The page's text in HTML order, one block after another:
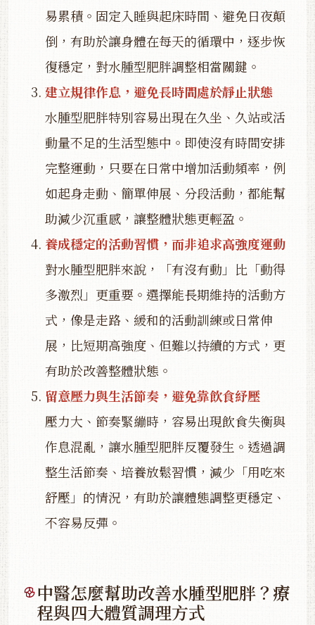
易累積。固定入睡與起床時間、避免日夜顛
倒，有助於讓身體在每天的循環中，逐步恢
復穩定，對水腫型肥胖調整相當關鍵。
建立規律作息，避免長時間處於靜止狀態
水腫型肥胖特別容易出現在久坐、久站或活
動量不足的生活型態中。即使沒有時間安排
完整運動，只要在日常中增加活動頻率，例
如起身走動、簡單伸展、分段活動，都能幫
助減少沉重感，讓整體狀態更輕盈。
養成穩定的活動習慣，而非追求高強度運動
對水腫型肥胖來說，「有沒有動」比「動得
多激烈」更重要。選擇能長期維持的活動方
式，像是走路、緩和的活動訓練或日常伸
展，比短期高強度、但難以持續的方式，更
有助於改善整體狀態。
留意壓力與生活節奏，避免靠飲食紓壓
壓力大、節奏緊繃時，容易出現飲食失衡與
作息混亂，讓水腫型肥胖反覆發生。透過調
整生活節奏、培養放鬆習慣，減少「用吃來
舒壓」的情況，有助於讓體態調整更穩定、
不容易反彈。
中醫怎麼幫助改善水腫型肥胖？療
程與四大體質調理方式